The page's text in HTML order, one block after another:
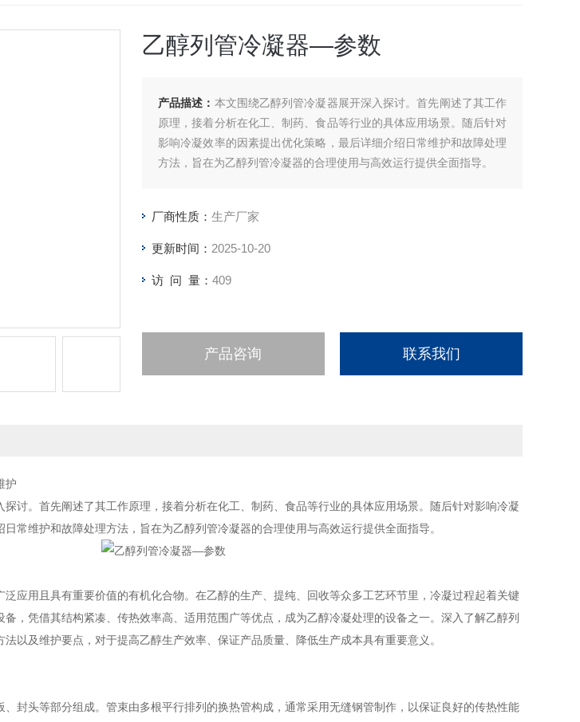
乙醇列管冷凝器—参数
产品描述： 本文围绕乙醇列管冷凝器展开深入探讨。首先阐述了其工作
原理，接着分析在化工、制药、食品等行业的具体应用场景。随后针对
影响冷凝效率的因素提出优化策略，最后详细介绍日常维护和故障处理
方法，旨在为乙醇列管冷凝器的合理使用与高效运行提供全面指导。
厂商性质： 生产厂家
更新时间： 2025-10-20
访 问 量： 409
产品咨询 联系我们
护
讨。首先阐述了其工作原理，接着分析在化工、制药、食品等行业的具体应用场景。随后针对影响冷凝
常维护和故障处理方法，旨在为乙醇列管冷凝器的合理使用与高效运行提供全面指导。
应用且具有重要价值的有机化合物。在乙醇的生产、提纯、回收等众多工艺环节里，冷凝过程起着关键
，凭借其结构紧凑、传热效率高、适用范围广等优点，成为乙醇冷凝处理的设备之一。深入了解乙醇列
以及维护要点，对于提高乙醇生产效率、保证产品质量、降低生产成本具有重要意义。
封头等部分组成。管束由多根平行排列的换热管构成，通常采用无缝钢管制作，以保证良好的传热性能